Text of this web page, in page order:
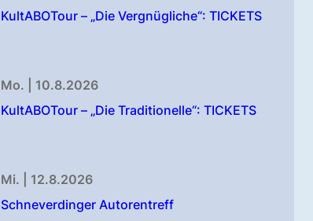
KultABOTour – „Die Vergnügliche“: TICKETS
Mo. | 10.8.2026
KultABOTour – „Die Traditionelle“: TICKETS
Mi. | 12.8.2026
Schneverdinger Autorentreff